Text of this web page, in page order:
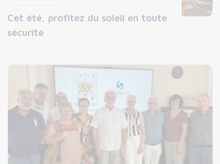
Cet été, profitez du soleil en toute
sécurité